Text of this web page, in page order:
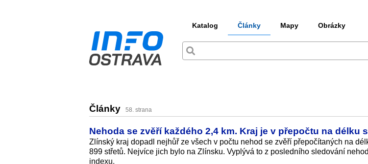
Katalog Články Mapy Obrázky
Články 58. strana
Nehoda se zvěří každého 2,4 km. Kraj je v přepočtu na délku
Zlínský kraj dopadl nejhůř ze všech v počtu nehod se zvěří přepočítaných na
899 střetů. Nejvíce jich bylo na Zlínsku. Vyplývá to z posledního sledování
indexu.